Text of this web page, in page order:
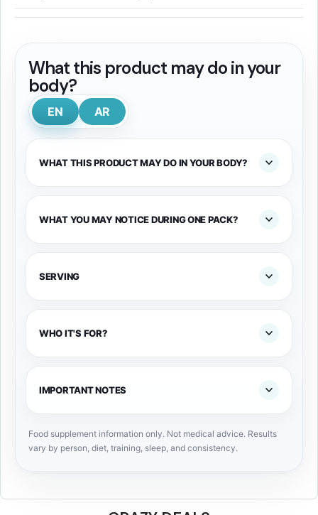
What this product may do in your
body?
EN AR
WHAT THIS PRODUCT MAY DO IN YOUR BODY?
WHAT YOU MAY NOTICE DURING ONE PACK?
SERVING
WHO IT'S FOR?
IMPORTANT NOTES
Food supplement information only. Not medical advice. Results
vary by person, diet, training, sleep, and consistency.